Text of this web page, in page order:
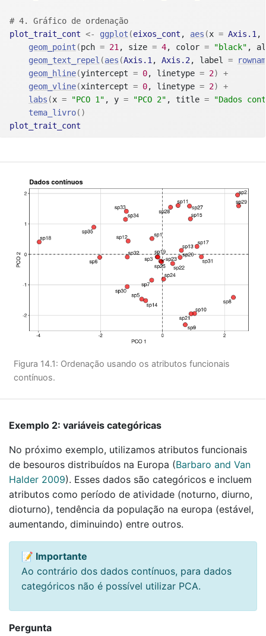
# 4. Gráfico de ordenação
plot_trait_cont <- ggplot (eixos_cont , aes (x = Axis.1 ,
geom_point (pch = 21 , size = 4, color = "black" ,
geom_text_repel (aes (Axis.1 , Axis.2 , label =
geom_hline(yintercept = 0, linetype = 2)
+
geom_vline(xintercept = 0, linetype = 2)
+
labs (x = "PCO 1" , y = "PCO 2" , title =
"Dados
tema_livro( )
plot_trait_cont
Figura 14.1: Ordenação usando os atributos funcionais
contínuos.
Exemplo 2: variáveis categóricas
No próximo exemplo, utilizamos atributos funcionais
de besouros distribuídos na Europa (Barbaro and Van
Halder 2009). Esses dados são categóricos e incluem
atributos como período de atividade (noturno, diurno,
dioturno), tendência da população na europa (estável,
aumentando, diminuindo) entre outros.
📝 Importante
Ao contrário dos dados contínuos, para dados
categóricos não é possível utilizar PCA.
Pergunta